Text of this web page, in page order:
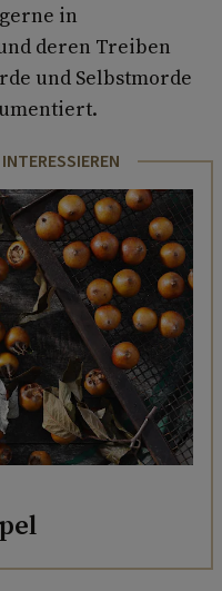
in
deren Treiben
und Selbstmorde